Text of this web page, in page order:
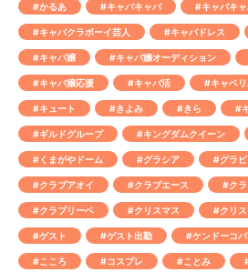
#かるあ #キャバキャバ #キャバキ
#キャバクラボーイ芸人 #キャバドレス
#キャバ嬢 #キャバ嬢オーディション
#キャバ嬢応援 #キャバ活 #キャベ
#キュート #きよみ #きら #
#ギルドグループ #キングダムクイーン
#くまがやドーム #グラシア #グラ
#クラブアオイ #クラブエース #ク
#クラブリーベ #クリスマス #クリス
#ゲスト #ゲスト出勤 #ケンドーコ
#こころ #コスプレ #ことみ